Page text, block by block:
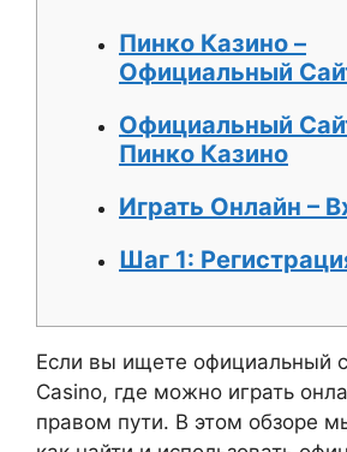
Пинко Казино –
Официальный
Официальный
Пинко Казино
Играть Онлайн –
Шаг 1:
Если вы ищете официальный
Casino, где можно играть
правом пути. В этом обзоре